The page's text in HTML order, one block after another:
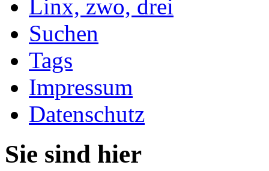
Linx, zwo, drei
Suchen
Tags
Impressum
Datenschutz
Sie sind hier